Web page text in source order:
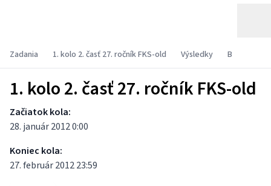
Zadania 1. kolo 2. časť 27. ročník FKS-old Výsledky B
1. kolo 2. časť 27. ročník FKS-old
Začiatok kola:
28. január 2012 0:00
Koniec kola:
27. február 2012 23:59